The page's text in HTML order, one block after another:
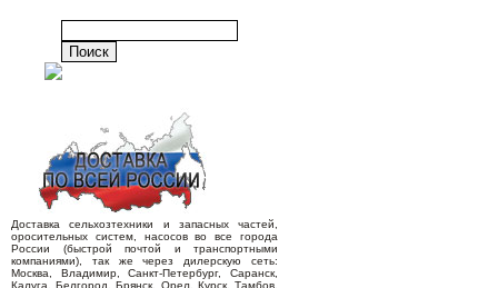
Доставка сельхозтехники и запасных частей,
оросительных систем, насосов во все города
России (быстрой почтой и транспортными
компаниями), так же через дилерскую сеть:
Москва, Владимир, Санкт-Петербург, Саранск,
Калуга, Белгород, Брянск, Орел, Курск, Тамбов,